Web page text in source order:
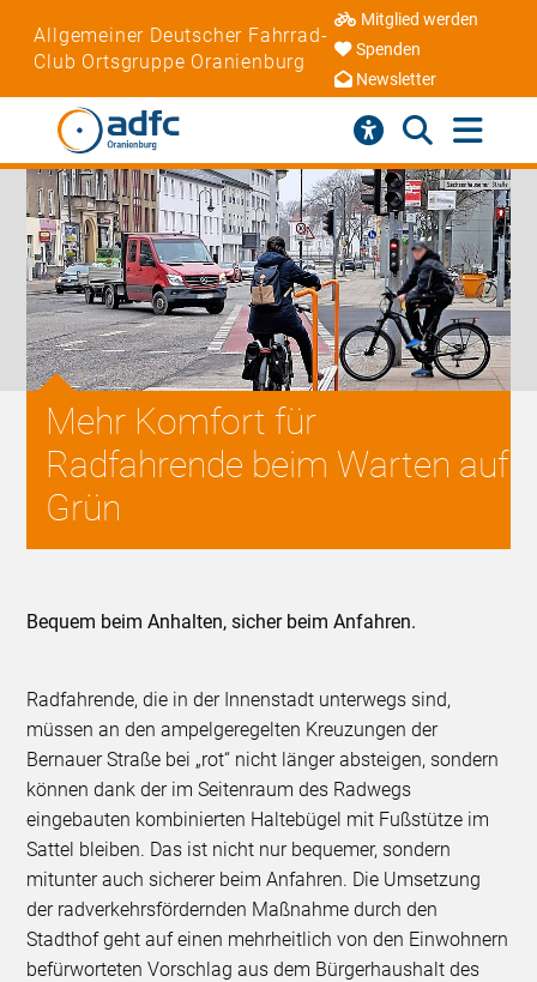
Allgemeiner Deutscher Fahrrad-
Club Ortsgruppe Oranienburg
Mitglied werden
Spenden
Newsletter
Mehr Komfort für
Radfahrende beim Warten auf
Grün
Bequem beim Anhalten, sicher beim Anfahren.
Radfahrende, die in der Innenstadt unterwegs sind,
müssen an den ampelgeregelten Kreuzungen der
Bernauer Straße bei „rot“ nicht länger absteigen, sondern
können dank der im Seitenraum des Radwegs
eingebauten kombinierten Haltebügel mit Fußstütze im
Sattel bleiben. Das ist nicht nur bequemer, sondern
mitunter auch sicherer beim Anfahren. Die Umsetzung
der radverkehrsfördernden Maßnahme durch den
Stadthof geht auf einen mehrheitlich von den Einwohnern
befürworteten Vorschlag aus dem Bürgerhaushalt des